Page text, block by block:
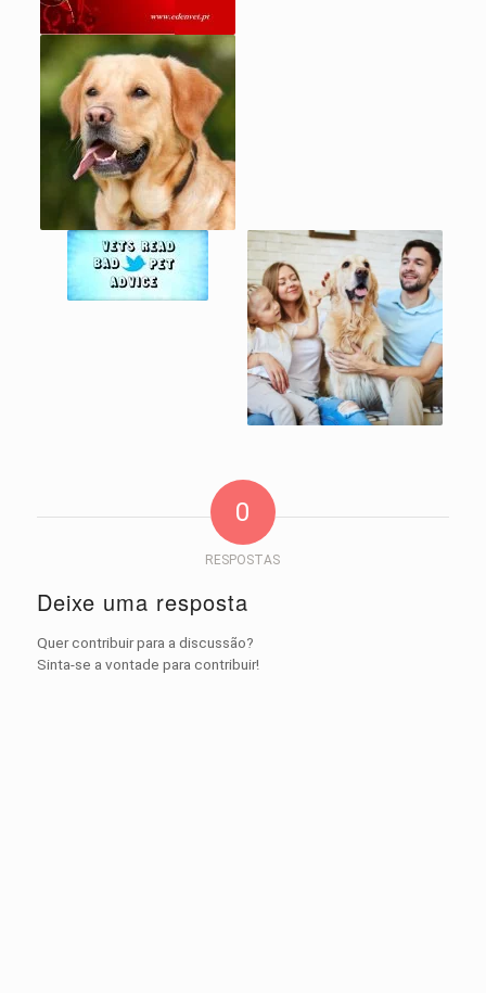
0
RESPOSTAS
Deixe uma resposta
Quer contribuir para a discussão?
Sinta-se a vontade para contribuir!